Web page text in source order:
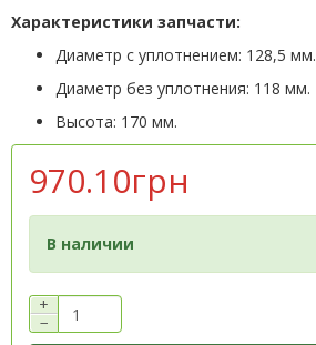
Характеристики запчасти:
Диаметр с уплотнением: 128,5 мм.
Диаметр без уплотнения: 118 мм.
Высота: 170 мм.
970.10грн
В наличии
+
−